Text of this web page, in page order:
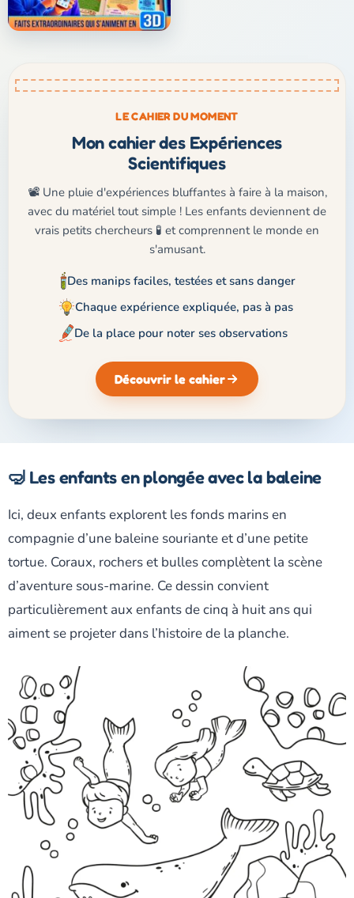
LE CAHIER DU MOMENT
Mon cahier des Expériences
Scientifiques
📽️ Une pluie d'expériences bluffantes à faire à la maison,
avec du matériel tout simple ! Les enfants deviennent de
vrais petits chercheurs 🧪 et comprennent le monde en
s'amusant.
Des manips faciles, testées et sans danger
Chaque expérience expliquée, pas à pas
De la place pour noter ses observations
Découvrir le cahier
🤿 Les enfants en plongée avec la baleine
Ici, deux enfants explorent les fonds marins en
compagnie d’une baleine souriante et d’une petite
tortue. Coraux, rochers et bulles complètent la scène
d’aventure sous-marine. Ce dessin convient
particulièrement aux enfants de cinq à huit ans qui
aiment se projeter dans l’histoire de la planche.